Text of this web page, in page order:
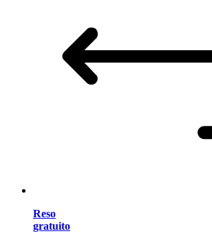
Reso
gratuito